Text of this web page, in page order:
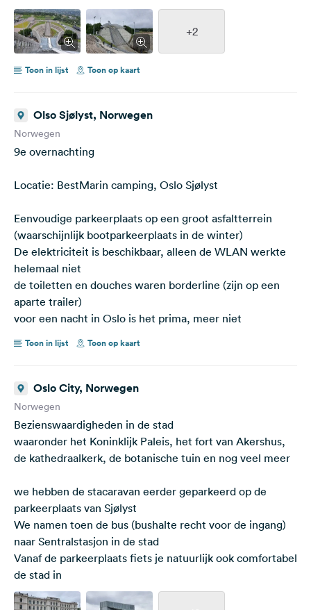
+2
Toon in lijst Toon op kaart
Olso Sjølyst, Norwegen
Norwegen
9e overnachting
Locatie: BestMarin camping, Oslo Sjølyst
Eenvoudige parkeerplaats op een groot asfaltterrein
(waarschijnlijk bootparkeerplaats in de winter)
De elektriciteit is beschikbaar, alleen de WLAN werkte
helemaal niet
de toiletten en douches waren borderline (zijn op een
aparte trailer)
voor een nacht in Oslo is het prima, meer niet
Toon in lijst Toon op kaart
Oslo City, Norwegen
Norwegen
Bezienswaardigheden in de stad
waaronder het Koninklijk Paleis, het fort van Akershus,
de kathedraalkerk, de botanische tuin en nog veel meer
we hebben de stacaravan eerder geparkeerd op de
parkeerplaats van Sjølyst
We namen toen de bus (bushalte recht voor de ingang)
naar Sentralstasjon in de stad
Vanaf de parkeerplaats fiets je natuurlijk ook comfortabel
de stad in